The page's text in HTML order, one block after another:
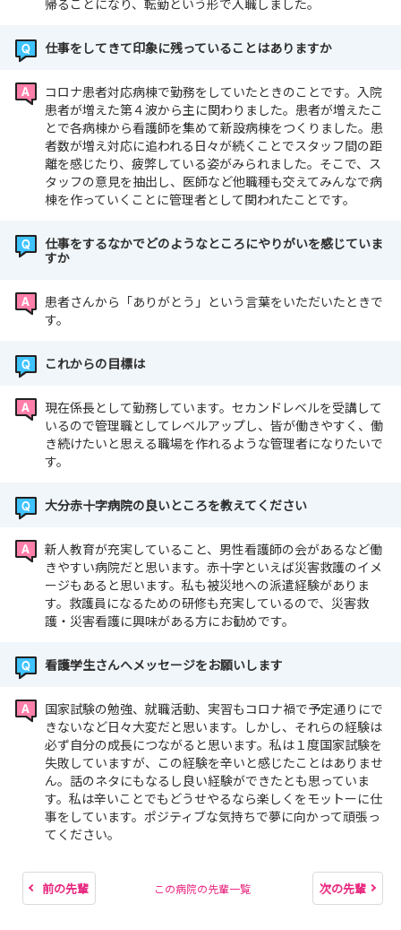
帰ることになり、転勤という形で入職しました。
仕事をしてきて印象に残っていることはありますか
コロナ患者対応病棟で勤務をしていたときのことです。入院
患者が増えた第４波から主に関わりました。患者が増えたこ
とで各病棟から看護師を集めて新設病棟をつくりました。患
者数が増え対応に追われる日々が続くことでスタッフ間の距
離を感じたり、疲弊している姿がみられました。そこで、ス
タッフの意見を抽出し、医師など他職種も交えてみんなで病
棟を作っていくことに管理者として関われたことです。
仕事をするなかでどのようなところにやりがいを感じていま
すか
患者さんから「ありがとう」という言葉をいただいたときで
す。
これからの目標は
現在係長として勤務しています。セカンドレベルを受講して
いるので管理職としてレベルアップし、皆が働きやすく、働
き続けたいと思える職場を作れるような管理者になりたいで
す。
大分赤十字病院の良いところを教えてください
新人教育が充実していること、男性看護師の会があるなど働
きやすい病院だと思います。赤十字といえば災害救護のイメ
ージもあると思います。私も被災地への派遣経験がありま
す。救護員になるための研修も充実しているので、災害救
護・災害看護に興味がある方にお勧めです。
看護学生さんへメッセージをお願いします
国家試験の勉強、就職活動、実習もコロナ禍で予定通りにで
きないなど日々大変だと思います。しかし、それらの経験は
必ず自分の成長につながると思います。私は１度国家試験を
失敗していますが、この経験を辛いと感じたことはありませ
ん。話のネタにもなるし良い経験ができたとも思っていま
す。私は辛いことでもどうせやるなら楽しくをモットーに仕
事をしています。ポジティブな気持ちで夢に向かって頑張っ
てください。
前の先輩 この病院の先輩一覧 次の先輩